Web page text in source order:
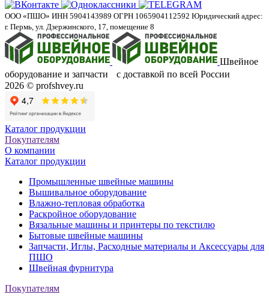
ООО «ПШО» ИНН 5904143989 ОГРН 1065904112592 Юридический адрес:
г. Пермь, ул. Дзержинского, 17, помещение 8
Швейное
оборудование и запчасти с доставкой по всей России
2026 © profshvey.ru
Каталог продукции
Покупателям
О компании
Каталог продукции
Промышленные швейные машины
Вышивальное оборудование
Влажно-тепловая обработка
Раскройное оборудование
Вязальные машины и принтеры по текстилю
Бытовые швейные машины
Запчасти, Иглы, Расходные материалы и Аксессуары для
ПШО
Швейная фурнитура
Покупателям